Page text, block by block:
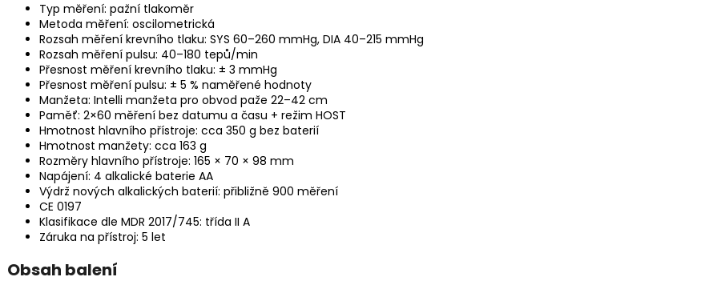
Typ měření: pažní tlakoměr
Metoda měření: oscilometrická
Rozsah měření krevního tlaku: SYS 60–260 mmHg, DIA 40–215 mmHg
Rozsah měření pulsu: 40–180 tepů/min
Přesnost měření krevního tlaku: ± 3 mmHg
Přesnost měření pulsu: ± 5 % naměřené hodnoty
Manžeta: Intelli manžeta pro obvod paže 22–42 cm
Paměť: 2×60 měření bez datumu a času + režim HOST
Hmotnost hlavního přístroje: cca 350 g bez baterií
Hmotnost manžety: cca 163 g
Rozměry hlavního přístroje: 165 × 70 × 98 mm
Napájení: 4 alkalické baterie AA
Výdrž nových alkalických baterií: přibližně 900 měření
CE 0197
Klasifikace dle MDR 2017/745: třída II A
Záruka na přístroj: 5 let
Obsah balení